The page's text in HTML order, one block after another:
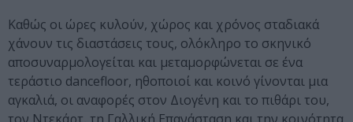
Καθώς οι ώρες κυλούν, χώρος και χρόνος σταδιακά
χάνουν τις διαστάσεις τους, ολόκληρο το σκηνικό
αποσυναρμολογείται και μεταμορφώνεται σε ένα
τεράστιο dancefloor, ηθοποιοί και κοινό γίνονται μια
αγκαλιά, οι αναφορές στον Διογένη και το πιθάρι του,